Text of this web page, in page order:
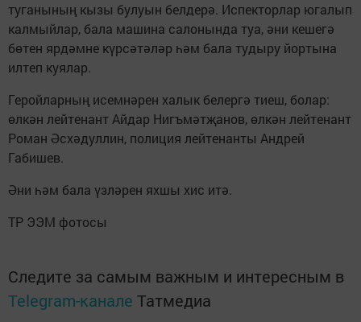
туганының кызы булуын белдерә. Испекторлар югалып
калмыйлар, бала машина салонында туа, әни кешегә
бөтен ярдәмне күрсәтәләр һәм бала тудыру йортына
илтеп куялар.
Геройларның исемнәрен халык белергә тиеш, болар:
өлкән лейтенант Айдар Нигъмәтҗанов, өлкән лейтенант
Роман Әсхәдуллин, полиция лейтенанты Андрей
Габишев.
Әни һәм бала үзләрен яхшы хис итә.
ТР ЭЭМ фотосы
Следите за самым важным и интересным в
Telegram-канале Татмедиа